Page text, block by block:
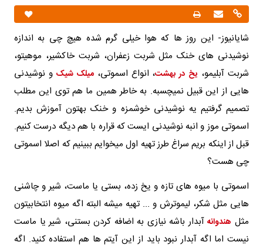
شایانیوز- این روز ها که هوا خیلی گرم شده هیچ چی به اندازه
نوشیدنی های خنک مثل شربت زعفران، شربت خاکشیر، موهیتو،
شربت آبلیمو، یخ در بهشت، انواع اسموتی،میلک شیکو نوشیدنی
هایی از این قبیل نمیچسبه. به خاطر همین ما هم توی این مطلب
تصمیم گرفتیم یه نوشیدنی خوشمزه و خنک بهتون آموزش بدیم.
اسموتی موز و انبه نوشیدنی ایست که قراره با هم دیگه درست کنیم.
قبل از اینکه بریم سراغ طرز تهیه اول میخوایم ببینیم که اصلا اسموتی
چی هست؟
اسموتی با میوه های تازه و یخ زده، بستی یا ماست، شیر و چاشنی
هایی مثل شکر، لیموترش و ... تهیه میشه البته اگه میوه انتخابیتون
مثل هندوانهآبدار باشه نیازی به اضافه کردن بستنی، شیر یا ماست
نیست اما اگه آبدار نبود باید از این آیتم ها هم استفاده کنید. اگه